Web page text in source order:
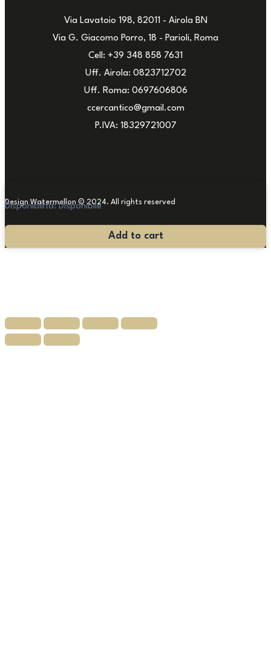
Via Lavatoio 198, 82011 - Airola BN
Via G. Giacomo Porro, 18 - Parioli, Roma
Cell: +39 348 858 7631
Uff. Airola: 0823712702
Uff. Roma: 0697606806
ccercantico@gmail.com
P.IVA: 18329721007
Design Watermellon © 2024. All rights reserved
Disponibilità: Disponibile
Scrivania
Add to cart